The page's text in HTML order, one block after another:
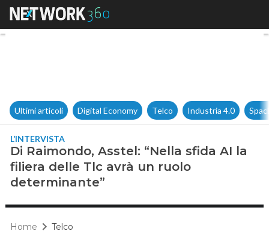
Di Raimondo, Asstel: “Nella
Ultimi articoli Digital Economy Telco Industria 4.0
L’INTERVISTA
Di Raimondo, Asstel: “Nella sfida AI la
filiera delle Tlc avrà un ruolo
determinante”
Home Telco